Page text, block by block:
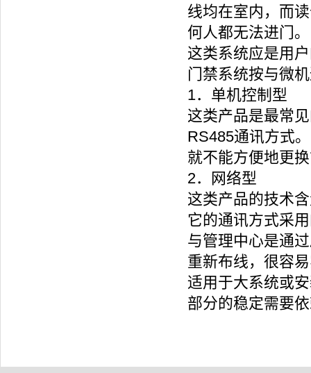
线均在室内，而
何人都无法进门。
这类系统应是用
门禁系统按与微
1．单机控制型
这类产品是最常
RS485通讯方式
就不能方便地更
2．网络型
这类产品的技术
它的通讯方式采
与管理中心是通
重新布线，很容
适用于大系统或
部分的稳定需要